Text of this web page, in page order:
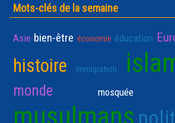
Mots-clés de la semaine
Asie bien-être économie éducation
histoire immigration
monde mosquée
musulmans